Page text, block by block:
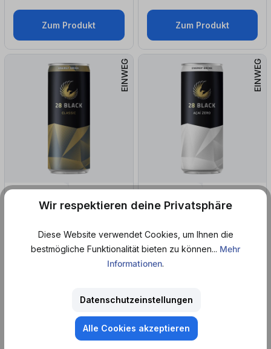
Zum Produkt Zum Produkt
EINWEG
Classic (0,25 )
EINWEG
Acai Zero (0,25l)
Zum Produkt
Wir respektieren deine Privatsphäre
Diese Website verwendet Cookies, um Ihnen die
bestmögliche Funktionalität bieten zu können... Mehr
Informationen.
Datenschutzeinstellungen
Alle Cookies akzeptieren